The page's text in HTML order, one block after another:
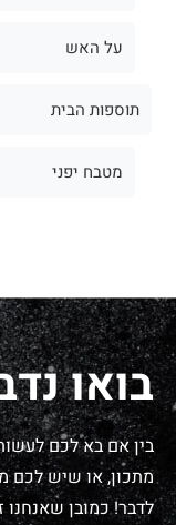
על האש
תוספות הבית
מטבח יפני
בואו
בין אם בא לכם
מתכון, או שיש לכם
לדבר! כמובן שאנחנו